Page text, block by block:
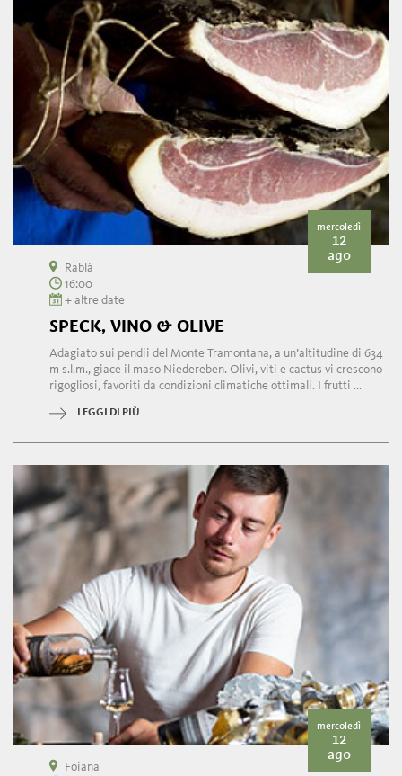
mercoledì
12
ago
Rablà
16:00
+ altre date
SPECK, VINO & OLIVE
Adagiato sui pendii del Monte Tramontana, a un’altitudine di 634
m s.l.m., giace il maso Niedereben. Olivi, viti e cactus vi crescono
rigogliosi, favoriti da condizioni climatiche ottimali. I frutti ...
LEGGI DI PIÙ
mercoledì
12
ago
Foiana